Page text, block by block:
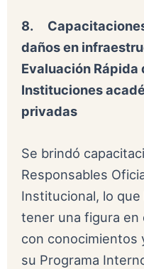
8.
daños en
Evaluación Rápida
Instituciones
privadas
Se brindó
Responsables
Institucional, lo que
tener una figura en
con conocimientos
su Programa